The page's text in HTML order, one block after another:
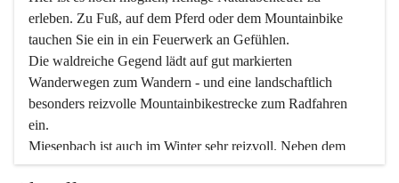
erleben. Zu Fuß, auf dem Pferd oder dem Mountainbike
tauchen Sie ein in ein Feuerwerk an Gefühlen.
Die waldreiche Gegend lädt auf gut markierten
Wanderwegen zum Wandern - und eine landschaftlich
besonders reizvolle Mountainbikestrecke zum Radfahren
ein.
Miesenbach ist auch im Winter sehr reizvoll. Neben dem
Eisstockschießen gibt es auf dem nahe gelegenen Unterberg